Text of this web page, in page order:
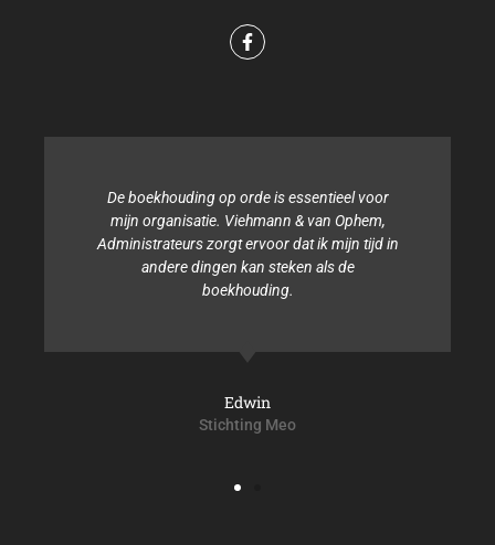
De boekhouding op orde is essentieel voor
mijn organisatie. Viehmann & van Ophem,
Administrateurs zorgt ervoor dat ik mijn tijd in
andere dingen kan steken als de
boekhouding.
Stichting Meo